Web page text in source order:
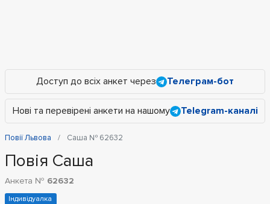
Доступ до всіх анкет через Телеграм-бот
Нові та перевірені анкети на нашому Telegram-каналі
Повії Львова Саша № 62632
Повія Саша
Анкета № 62632
Індивідуалка